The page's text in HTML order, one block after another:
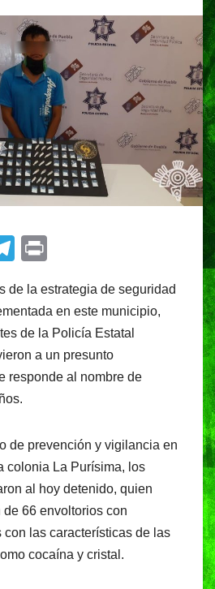
T
e
gr
a
m
t
de la estrategia de seguridad
en este municipio,
de la Policía Estatal
a un presunto
responde al nombre de
de prevención y vigilancia en
colonia La Purísima, los
al hoy detenido, quien
66 envoltorios con
las características de las
cocaína y cristal.